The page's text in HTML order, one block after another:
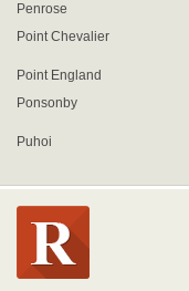
Penrose
Point Chevalier
Point England
Ponsonby
Puhoi